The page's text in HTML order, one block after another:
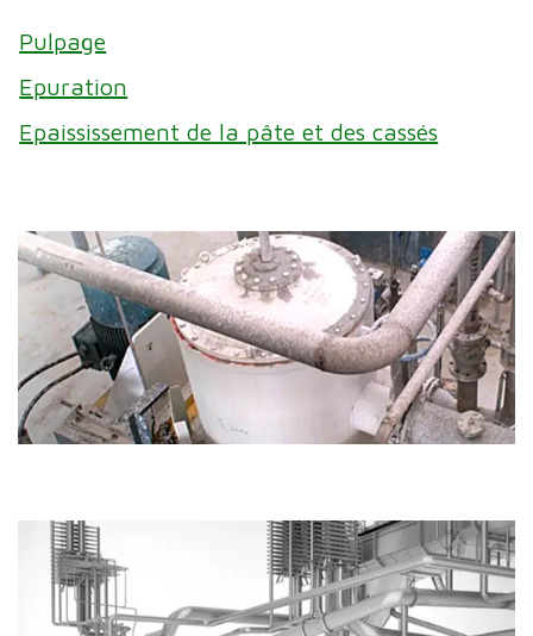
Pulpage
Epuration
Epaississement de la pâte et des cassés